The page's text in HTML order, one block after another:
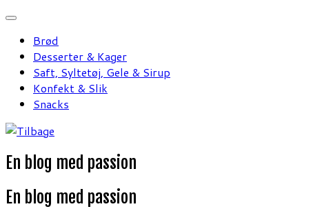
Fortsæt
indholdBrød
Desserter & Kager
Saft, Syltetøj, Gele & Sirup
Konfekt & Slik
Snacks
En blog med passion
En blog med passion